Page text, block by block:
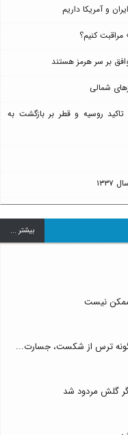
و آمریکا داریم
کنیم؟
بر سر هرمز هستند
شمالی
روسیه و قطر بر بازگشت به
بيشتر ...
ممکن نیست
ترس از شکست، جسارت...
گلش مردود شد